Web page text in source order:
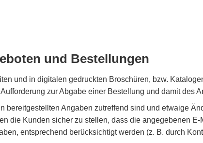
und Bestellungen
und in digitalen gedruckten Broschüren, bzw.
zur Abgabe einer Bestellung und damit des
bereitgestellten Angaben zutreffend sind und etwaige
die Kunden sicher zu stellen, dass die angegebenen
entsprechend berücksichtigt werden (z. B. durch